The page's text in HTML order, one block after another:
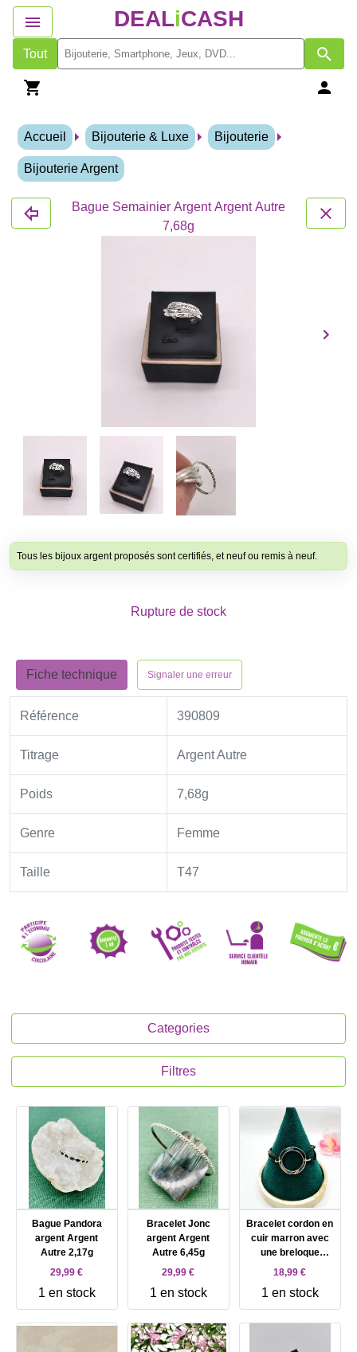
DEALiCASH
Tout
Accueil Bijouterie & Luxe Bijouterie
Bijouterie Argent
Bague Semainier Argent Argent Autre
7,68g
Tous les bijoux argent proposés sont certifiés, et neuf ou remis à neuf.
Rupture de stock
Fiche technique Signaler une erreur
Référence 390809
Titrage Argent Autre
Poids 7,68g
Genre Femme
Taille T47
Categories
Filtres
Bague Pandora
argent Argent
Autre 2,17g
29,99 €
1 en stock
Bracelet Jonc
argent Argent
Autre 6,45g
29,99 €
1 en stock
Bracelet cordon en
cuir marron avec
une breloque
cercle en argent
18,99 €
1 en stock